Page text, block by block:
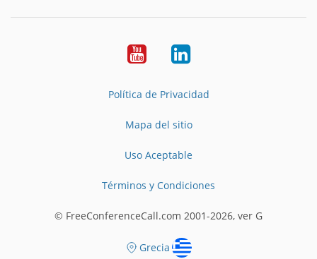
YouTubeLinkedIn
Política de Privacidad
Mapa del sitio
Uso Aceptable
Términos y Condiciones
© FreeConferenceCall.com 2001-2026, ver G
Grecia